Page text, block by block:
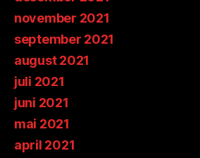
november 2021
september 2021
august 2021
juli 2021
juni 2021
mai 2021
april 2021